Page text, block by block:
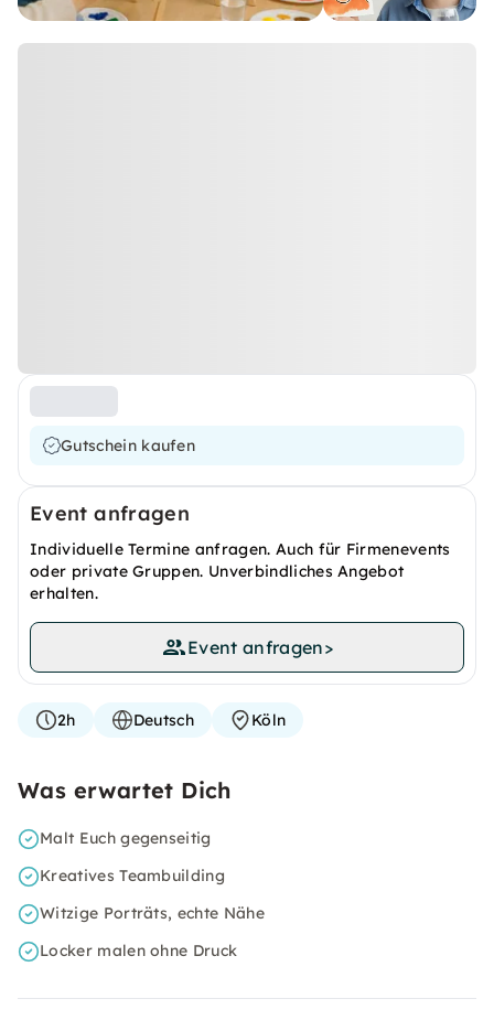
Gutschein kaufen
Event anfragen
Individuelle Termine anfragen. Auch für Firmenevents
oder private Gruppen. Unverbindliches Angebot
erhalten.
Event anfragen>
2h Deutsch Köln
Was erwartet Dich
Malt Euch gegenseitig
Kreatives Teambuilding
Witzige Porträts, echte Nähe
Locker malen ohne Druck